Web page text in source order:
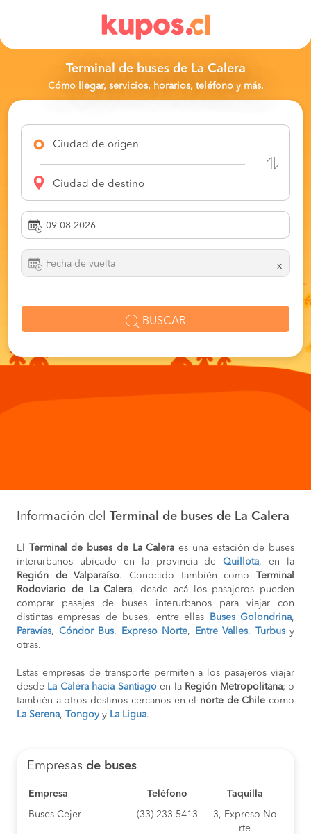
Terminal de buses de La Calera
Cómo llegar, servicios, horarios, teléfono y más.
Ciudad de origen
Ciudad de destino
x
BUSCAR
Información del Terminal de buses de La Calera
El Terminal de buses de La Caleraes una estación de buses
interurbanos ubicado en la provincia deQuillota, en la
Región de Valparaíso. Conocido también como
Terminal
Rodoviario de La Calera, desde acá los pasajeros pueden
comprar pasajes de buses interurbanos para viajar con
distintas empresas de buses, entre ellas
Buses Golondrina,
Paravías, Cóndor Bus, Expreso Norte, Entre Valles, Turbus y
otras.
Estas empresas de transporte permiten a los pasajeros viajar
desde La Calera hacia Santiagoen la Región Metropolitana; o
también a otros destinos cercanos en el norte de Chilecomo
La Serena, Tongoy y La Ligua.
Empresas de buses
Empresa Teléfono Taquilla
Buses Cejer (33) 233 5413
3, Expreso No
rte